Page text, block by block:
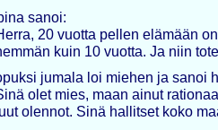
sanoi:
20 vuotta pellen elämään
kuin 10 vuotta. Ja niin
jumala loi miehen ja sanoi
olet mies, maan ainut
olennot. Sinä hallitset koko